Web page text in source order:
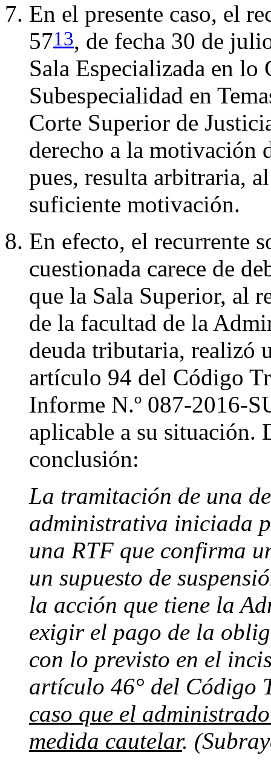
En el presente caso, el
5713, de fecha 30 de
Sala Especializada en
Subespecialidad en
Corte Superior de
derecho a la motivación
pues, resulta arbitraria,
suficiente motivación.
En efecto, el recurrente
cuestionada carece de
que la Sala Superior, al
de la facultad de la
deuda tributaria, realizó
artículo 94 del Código
Informe N.º 087-2016-
aplicable a su situación.
conclusión:
La tramitación de una
administrativa iniciada
una RTF que confirma
un supuesto de
la acción que tiene la
exigir el pago de la
con lo previsto en el
artículo 46° del Código
caso que el
medida cautelar.